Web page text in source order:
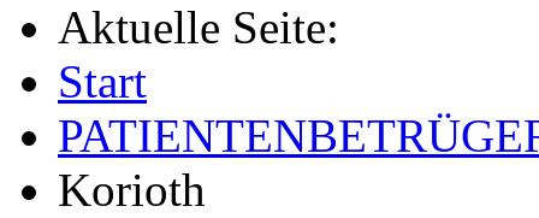
Aktuelle Seite:
Start
Korioth